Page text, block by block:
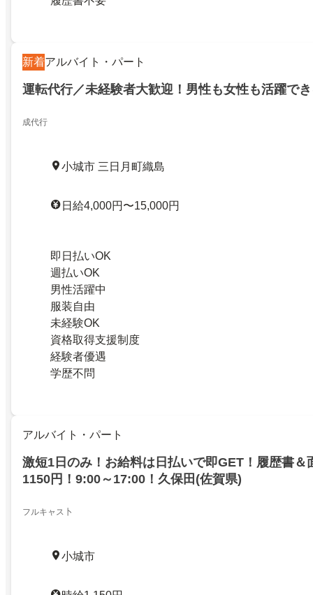
新着アルバイト・パート
運転代行／未経験者大歓迎！男性も女性も活躍で
成代行
小城市 三日月町織島
日給4,000円〜15,000円
即日払いOK
週払いOK
男性活躍中
服装自由
未経験OK
資格取得支援制度
経験者優遇
学歴不問
アルバイト・パート
激短1日のみ！お給料は日払いで即GET！履歴書＆
1150円！9:00～17:00！久保田(佐賀県)
フルキャス卜
小城市